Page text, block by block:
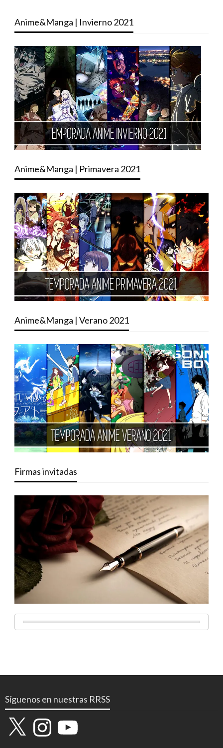
Anime&Manga | Invierno 2021
Anime&Manga | Primavera 2021
Anime&Manga | Verano 2021
Firmas invitadas
Síguenos en nuestras RRSS
X InstagramYouTube